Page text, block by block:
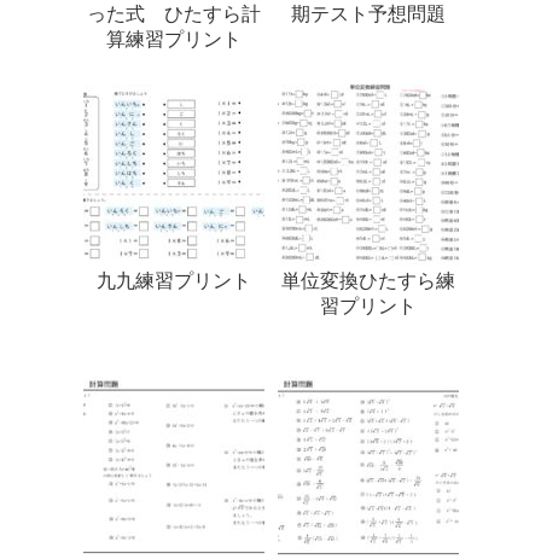
った式 ひたすら計
算練習プリント
期テスト予想問題
九九練習プリント
単位変換ひたすら練
習プリント